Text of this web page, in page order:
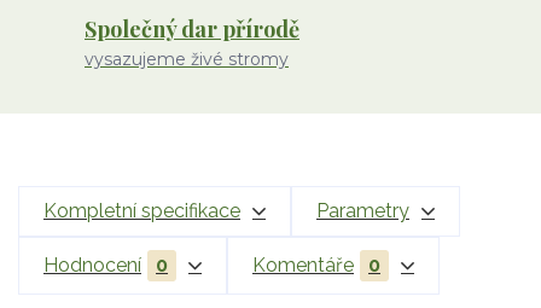
Společný dar přírodě
vysazujeme živé stromy
Kompletní specifikace Parametry
Hodnocení 0 Komentáře 0